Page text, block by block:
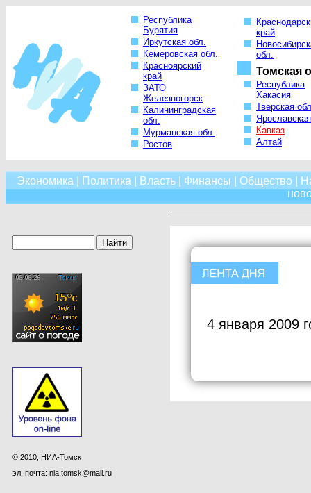
Республика
Бурятия
Иркутская обл.
Кемеровская обл.
Красноярский
край
ЗАТО
Железногорск
Калининградская
обл.
Мурманская обл.
Ростов
край
обл.
Томская
Республика
Хакасия
Тверская
Кавказ
Алтай
Экономика Политика Власть| Финансы Общество
© 2010, НИА-Томск
эл. почта: nia.tomsk@mail.ru
4 января 2009